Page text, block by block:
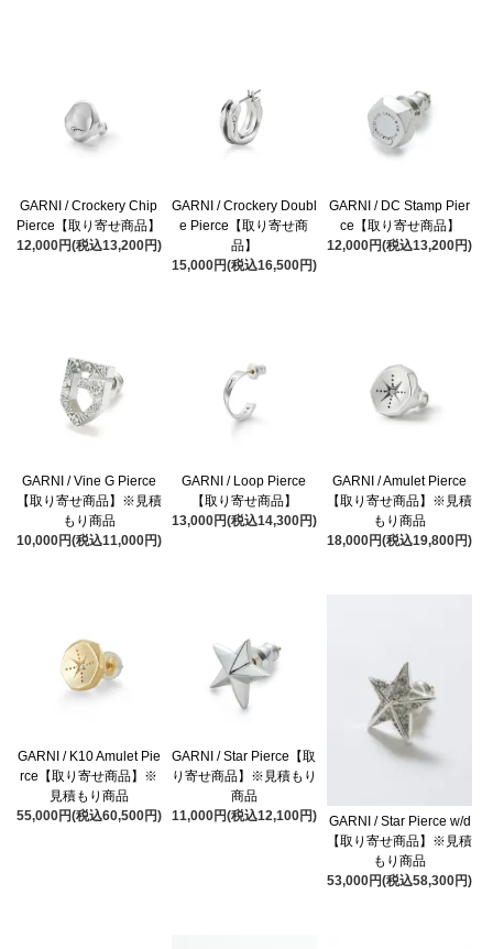
GARNI / Crockery Chip
Pierce【取り寄せ商品】
12,000円(税込13,200円)
GARNI / Crockery Doubl
e Pierce【取り寄せ商
品】
15,000円(税込16,500円)
GARNI / DC Stamp Pier
ce【取り寄せ商品】
12,000円(税込13,200円)
GARNI / Vine G Pierce
【取り寄せ商品】※見積
もり商品
10,000円(税込11,000円)
GARNI / Loop Pierce
【取り寄せ商品】
13,000円(税込14,300円)
GARNI / Amulet Pierce
【取り寄せ商品】※見積
もり商品
18,000円(税込19,800円)
GARNI / K10 Amulet Pie
rce【取り寄せ商品】※
見積もり商品
55,000円(税込60,500円)
GARNI / Star Pierce【取
り寄せ商品】※見積もり
商品
11,000円(税込12,100円)
GARNI / Star Pierce w/d
【取り寄せ商品】※見積
もり商品
53,000円(税込58,300円)